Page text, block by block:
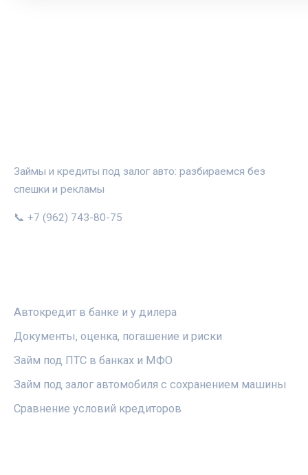
Займы и кредиты под залог авто: разбираемся без
спешки и рекламы
📞 +7 (962) 743-80-75
Автокредит в банке и у дилера
Документы, оценка, погашение и риски
Займ под ПТС в банках и МФО
Займ под залог автомобиля с сохранением машины
Сравнение условий кредиторов